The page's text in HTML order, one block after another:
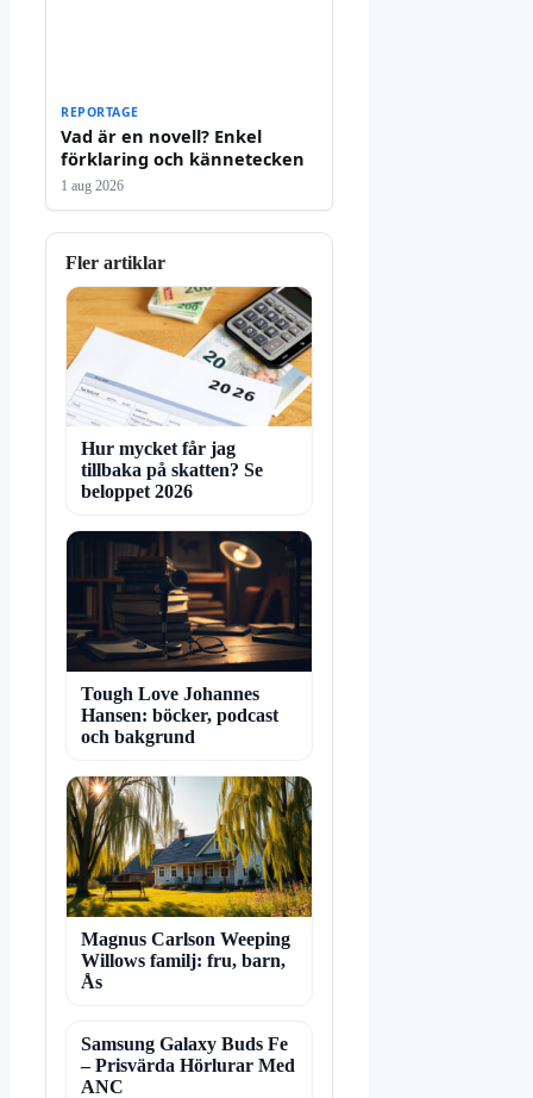
REPORTAGE
Vad är en novell? Enkel
förklaring och kännetecken
1 aug 2026
Fler artiklar
Hur mycket får jag
tillbaka på skatten? Se
beloppet 2026
Tough Love Johannes
Hansen: böcker, podcast
och bakgrund
Magnus Carlson Weeping
Willows familj: fru, barn,
Ås
Samsung Galaxy Buds Fe
– Prisvärda Hörlurar Med
ANC